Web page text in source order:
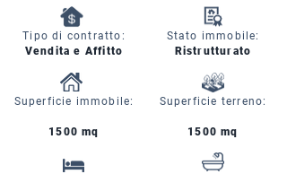
Tipo di contratto:
Vendita e Affitto
Stato immobile:
Ristrutturato
Superficie immobile: Superficie terreno:
1500 mq 1500 mq